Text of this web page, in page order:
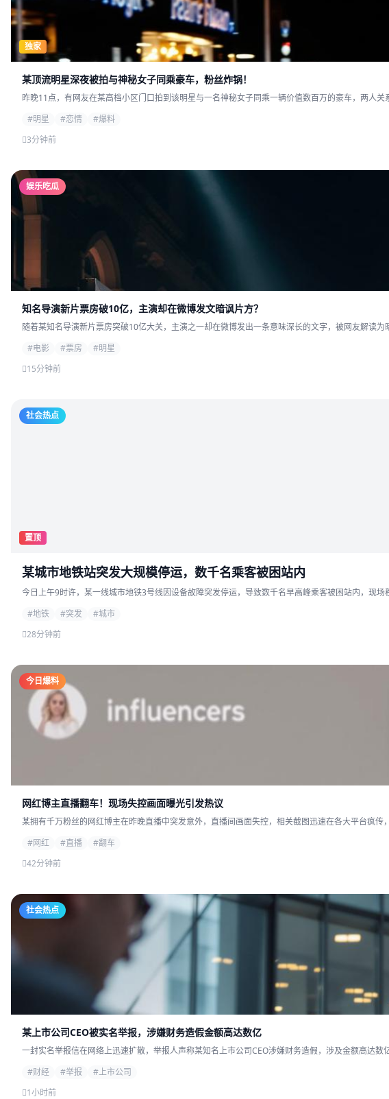
独家
某顶流明星深夜被拍与神秘女子同乘豪车，粉丝炸锅！
昨晚11点，有网友在某高档小区门口拍到该明星与一名神秘女子同乘一辆价值数百万的豪车，两人关
#明星
#恋情
#爆料
3分钟前
娱乐吃瓜
知名导演新片票房破10亿，主演却在微博发文暗讽片方？
随着某知名导演新片票房突破10亿大关，主演之一却在微博发出一条意味深长的文字，被网友解读为
#电影
#票房
#明星
15分钟前
社会热点
置顶
某城市地铁站突发大规模停运，数千名乘客被困站内
今日上午9时许，某一线城市地铁3号线因设备故障突发停运，导致数千名早高峰乘客被困站内，现场
#地铁
#突发
#城市
28分钟前
今日爆料
网红博主直播翻车！现场失控画面曝光引发热议
某拥有千万粉丝的网红博主在昨晚直播中突发意外，直播间画面失控，相关截图迅速在各大平台疯传
#网红
#直播
#翻车
42分钟前
社会热点
某上市公司CEO被实名举报，涉嫌财务造假金额高达数亿
一封实名举报信在网络上迅速扩散，举报人声称某知名上市公司CEO涉嫌财务造假，涉及金额高达数
#财经
#举报
#上市公司
1小时前